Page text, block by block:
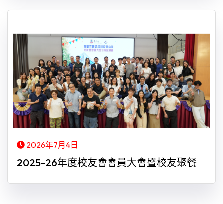
2026年7月4日
2025-26年度校友會會員大會暨校友聚餐